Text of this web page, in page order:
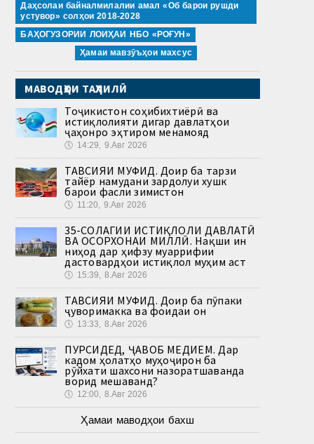
Даҳсолаи байналмилалии амал «Об барои рушди
устувор» солҳои 2018-2028
БАҲОГУЗОРИИ ЛОИҲАИ НБО «РОҒУН»
Ҳамаи мавзӯъҳои махсус
МАВОДҲОИ ТАҲЛИЛӢ
Тоҷикистон соҳибихтиёрӣ ва
истиқлолияти дигар давлатҳои
ҷаҳонро эҳтиром менамояд
🕔 14:29, 9.Авг 2026
ТАВСИЯИ МУФИД. Доир ба тарзи
тайёр намудани зардолуи хушк
барои фасли зимистон
🕔 11:20, 9.Авг 2026
35-СОЛАГИИ ИСТИҚЛОЛИ ДАВЛАТӢ
ВА ОСОРХОНАИ МИЛЛӢ. Нақши ин
ниҳод дар ҳифзу муаррифии
дастовардҳои истиқлол муҳим аст
🕔 15:39, 8.Авг 2026
ТАВСИЯИ МУФИД. Доир ба пӯпаки
ҷуворимакка ва фоидаи он
🕔 13:33, 8.Авг 2026
ПУРСИДЕД, ҶАВОБ МЕДИҲЕМ. Дар
кадом ҳолатҳо муҳоҷирон ба
рӯйхати шахсони назоратшаванда
ворид мешаванд?
🕔 12:00, 8.Авг 2026
Ҳамаи маводҳои бахш